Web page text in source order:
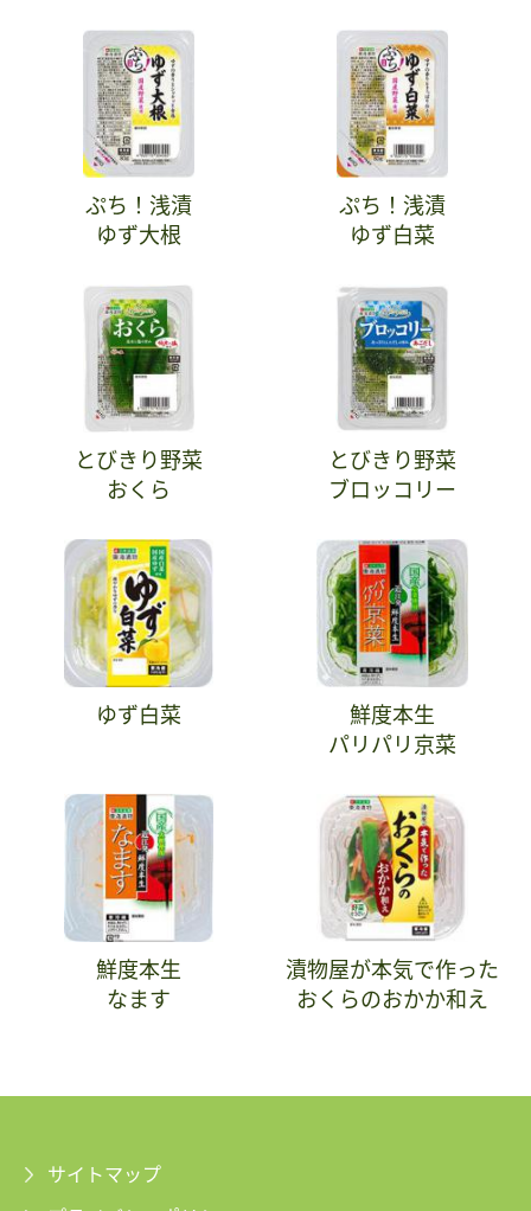
ぷち！浅漬
ゆず大根
ぷち！浅漬
ゆず白菜
とびきり野菜
おくら
とびきり野菜
ブロッコリー
ゆず白菜
鮮度本生
パリパリ京菜
鮮度本生
なます
漬物屋が本気で作った
おくらのおかか和え
サイトマップ